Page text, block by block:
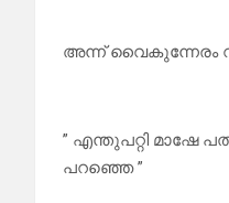
അന്ന് വൈകുന്നേരം
” എന്തുപറ്റി മാഷേ
പറഞ്ഞെ ”